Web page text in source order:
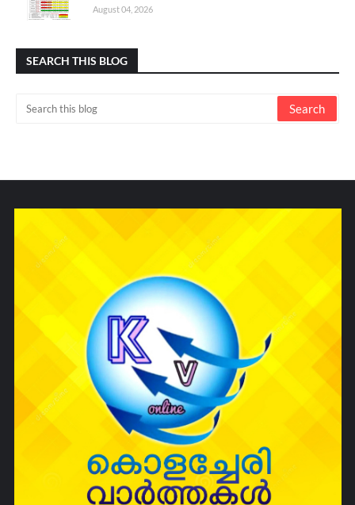
August 04, 2026
SEARCH THIS BLOG